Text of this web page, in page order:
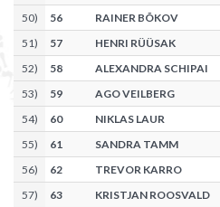
50) 56 RAINER BÕKOV
51) 57 HENRI RÜÜSAK
52) 58 ALEXANDRA SCHIPAI
53) 59 AGO VEILBERG
54) 60 NIKLAS LAUR
55) 61 SANDRA TAMM
56) 62 TREVOR KARRO
57) 63 KRISTJAN ROOSVALD